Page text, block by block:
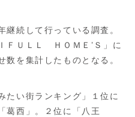
続して行っている調査。
ＦＵＬＬ ＨＯＭＥ’Ｓ」に
数を集計したものとなる。
い街ランキング」１位に
葛西」。２位に「八王